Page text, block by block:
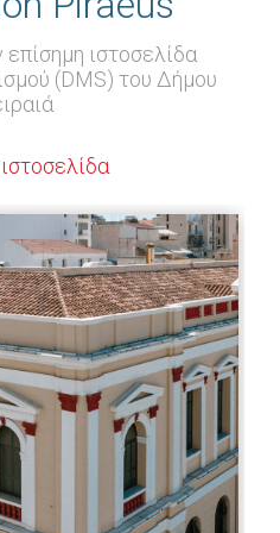
ιστοσελίδα
(DMS) του Δήμου